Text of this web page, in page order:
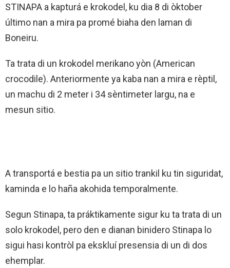
STINAPA a kapturá e krokodel, ku dia 8 di òktober
último nan a mira pa promé biaha den laman di
Boneiru.
Ta trata di un krokodel merikano yòn (American
crocodile). Anteriormente ya kaba nan a mira e rèptil,
un machu di 2 meter i 34 sèntimeter largu, na e
mesun sitio.
A transportá e bestia pa un sitio trankil ku tin siguridat,
kaminda e lo haña akohida temporalmente.
Segun Stinapa, ta práktikamente sigur ku ta trata di un
solo krokodel, pero den e dianan binidero Stinapa lo
sigui hasi kontròl pa ekskluí presensia di un di dos
ehemplar.